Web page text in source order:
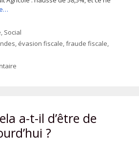
, Social
, évasion fiscale,fraude fiscale,
a-t-il d’être de
?